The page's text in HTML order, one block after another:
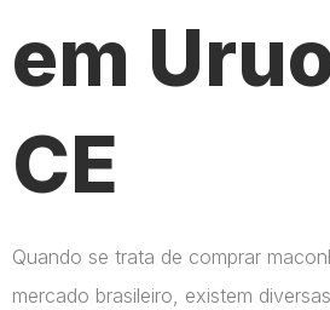
em
CE
Quando se trata de comprar
mercado brasileiro, existem